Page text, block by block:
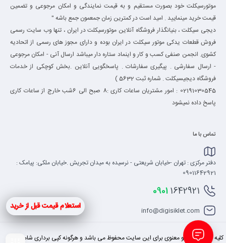
موتورسیکلت خود بصورت مستقیم و به قیمت نمایندگی و امکان مرجوعی و تضمین
قیمت خرید مینمایید . امید است در کمترین زمان جمعمون جمع باشه "
دیجی سیکلت ، بنیانگذار فروشگاه آنلاین موتورسیکلت در ایران ، تنها وب سایت رسمی
فروش قطعات یدکی موتور سیکلت در ایران بوده و دارای مجوز های رسمی از اتحادیه
کشوی. انجمن صنفی کسب و کار و اینماد ستاره دار میباشد ارسال آنی - امکان مرجوعی
- ارسال سفارشی . پیگیری سفارشات . پاسخگویی آنلاین .بخش کوچکی از خدمات
فروشگاه دیجیسیکلت . شماره ثبت 5632 )
02191030545 : امور مشتریان ساعات کاری :8 صبح الی 6شب خارج از ساعات کاری
پاسخ داده نمیشود
تماس با ما
دفتر مرکزی : تهران -خیابان شریعتی - نرسیده به میدان تجریش .خیابان ملکی: پیامک :
09011642921
09011642921
info@digisiklet.com
کلیه حقوق مادی و معنوی برای این سایت محفوظ می باشد و هرگونه کپی برداری شامل پیگرد
استعلام قیمت قبل از خرید